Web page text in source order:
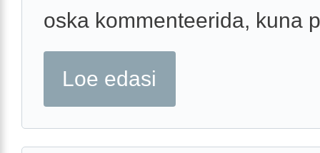
oska kommenteerida, kuna
Loe edasi